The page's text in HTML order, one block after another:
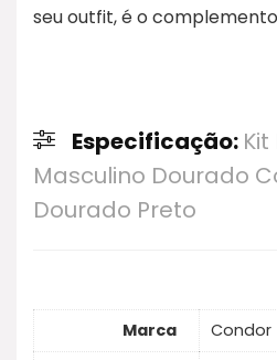
seu outfit, é o
Especificação:
Masculino Dourado
Dourado Preto
Marca
Condor